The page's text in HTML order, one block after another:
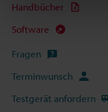
Handbücher
Software
Fragen
Terminwunsch
Testgerät anfordern